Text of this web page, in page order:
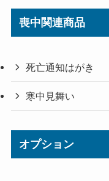
喪中関連商品
死亡通知はがき
寒中見舞い
オプション